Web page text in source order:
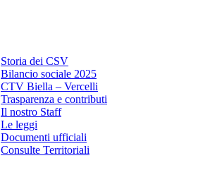
Storia dei CSV
Bilancio sociale 2025
CTV Biella – Vercelli
Trasparenza e contributi
Il nostro Staff
Le leggi
Documenti ufficiali
Consulte Territoriali